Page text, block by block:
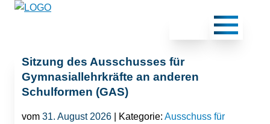
Sitzung des Ausschusses für
Gymnasiallehrkräfte an anderen
Schulformen (GAS)
vom 31. August 2026 | Kategorie: Ausschuss für